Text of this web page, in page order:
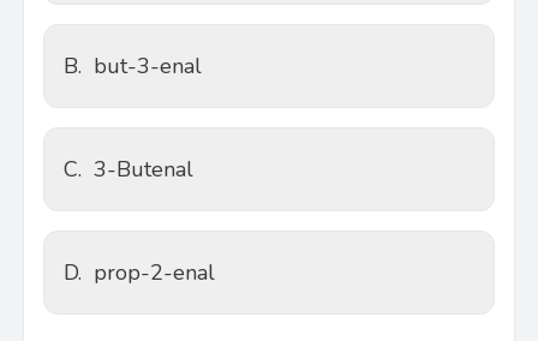
B. but-3-enal
C. 3-Butenal
D. prop-2-enal